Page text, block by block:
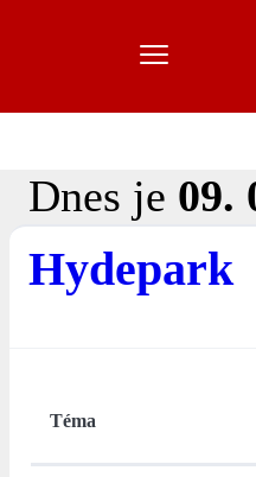
Dnes je 09.
Hydepark
Téma